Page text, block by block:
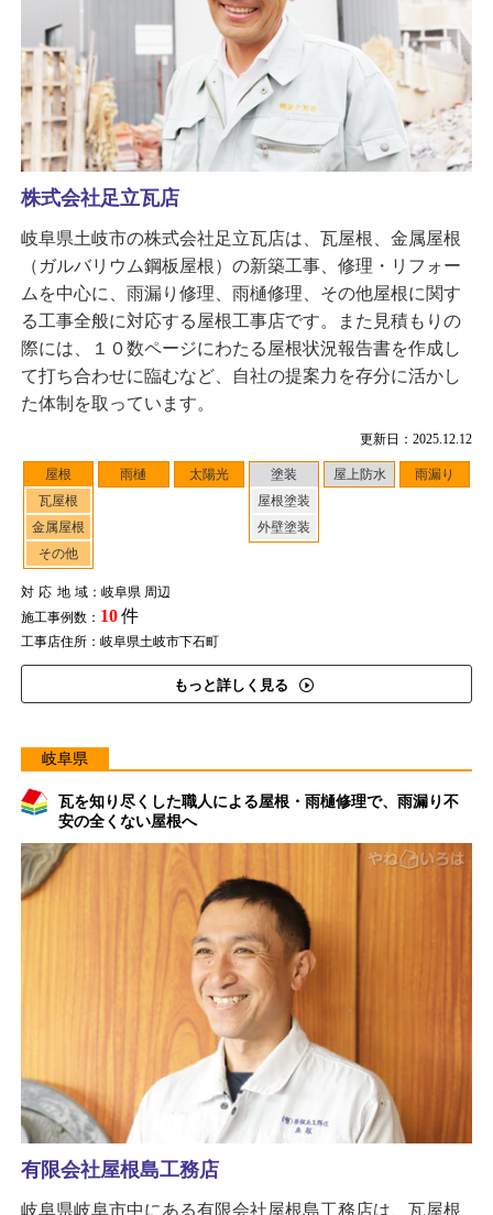
更新日：2025.12.12
屋根
瓦屋根
金属屋根
その他
雨樋 太陽光
塗装
屋根塗装
外壁塗装
屋上防水 雨漏り
対応地域：岐阜県 周辺
施工事例数： 10件
工事店住所：岐阜県土岐市下石町
もっと詳しく見る
株式会社足立瓦店
岐阜県土岐市の株式会社足立瓦店は、瓦屋根、金属屋根
（ガルバリウム鋼板屋根）の新築工事、修理・リフォー
ムを中心に、雨漏り修理、雨樋修理、その他屋根に関す
る工事全般に対応する屋根工事店です。また見積もりの
際には、１０数ページにわたる屋根状況報告書を作成し
て打ち合わせに臨むなど、自社の提案力を存分に活かし
た体制を取っています。
岐阜県
瓦を知り尽くした職人による屋根・雨樋修理で、雨漏り不
安の全くない屋根へ
有限会社屋根島工務店
岐阜県岐阜市中にある有限会社屋根島工務店は、瓦屋根